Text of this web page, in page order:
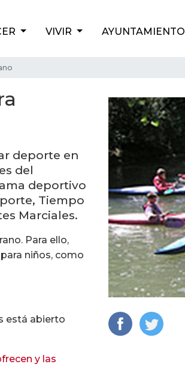
VIVIR AYUNTAMIENTO
deporte en
del
deportivo
Tiempo
Marciales.
Para ello,
niños, como
está abierto
y las